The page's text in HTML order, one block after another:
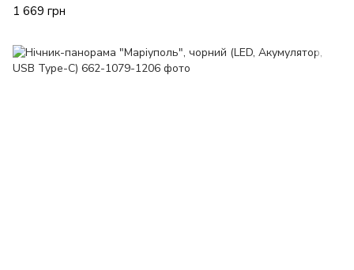
1 669 грн